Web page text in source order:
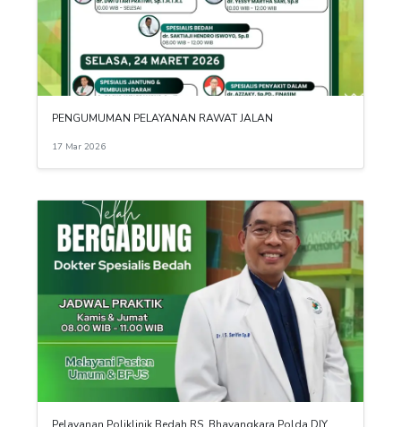
PENGUMUMAN PELAYANAN RAWAT JALAN
17 Mar 2026